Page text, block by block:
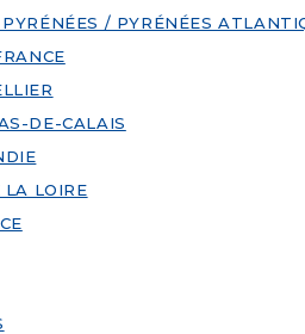
/ PYRÉNÉES
DE-CALAIS
LA LOIRE